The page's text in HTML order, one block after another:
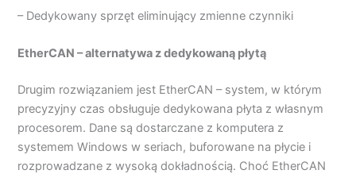
– Dedykowany sprzęt eliminujący zmienne czynniki
EtherCAN – alternatywa z dedykowaną płytą
Drugim rozwiązaniem jest EtherCAN – system, w którym
precyzyjny czas obsługuje dedykowana płyta z własnym
procesorem. Dane są dostarczane z komputera z
systemem Windows w seriach, buforowane na płycie i
rozprowadzane z wysoką dokładnością. Choć EtherCAN